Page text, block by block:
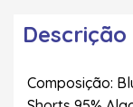
Descrição
Composição: